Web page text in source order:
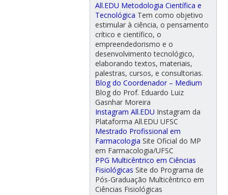
All.EDU Metodologia Científica e
Tecnológica Tem como objetivo
estimular à ciência, o pensamento
crítico e científico, o
empreendedorismo e o
desenvolvimento tecnológico,
elaborando textos, materiais,
palestras, cursos, e consultorias.
Blog do Coordenador – Medium
Blog do Prof. Eduardo Luiz
Gasnhar Moreira
Instagram All.EDU Instagram da
Plataforma All.EDU UFSC
Mestrado Profissional em
Farmacologia Site Oficial do MP
em Farmacologia/UFSC
PPG Multicêntrico em Ciências
Fisiológicas Site do Programa de
Pós-Graduação Multicêntrico em
Ciências Fisiológicas